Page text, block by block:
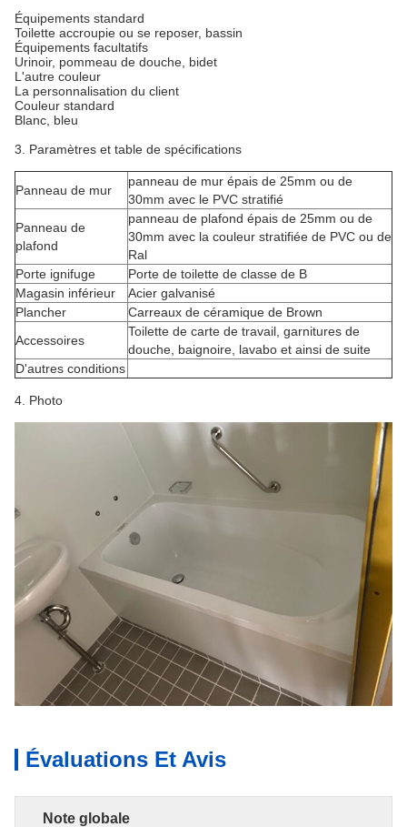
Équipements standard
Toilette accroupie ou se reposer, bassin
Équipements facultatifs
Urinoir, pommeau de douche, bidet
L'autre couleur
La personnalisation du client
Couleur standard
Blanc, bleu
3. Paramètres et table de spécifications
Panneau de mur
panneau de mur épais de 25mm ou de
30mm avec le PVC stratifié
Panneau de
plafond
panneau de plafond épais de 25mm ou de
30mm avec la couleur stratifiée de PVC ou de
Ral
Porte ignifuge
Porte de toilette de classe de B
Magasin inférieur
Acier galvanisé
Plancher
Carreaux de céramique de Brown
Accessoires
Toilette de carte de travail, garnitures de
douche, baignoire, lavabo et ainsi de suite
D'autres conditions
4. Photo
Évaluations Et Avis
Note globale